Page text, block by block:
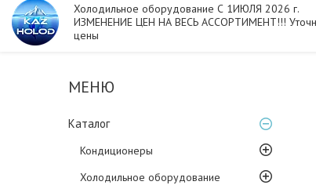
Холодильное оборудование С 1ИЮЛЯ 2026 г.
ИЗМЕНЕНИЕ ЦЕН НА ВЕСЬ АССОРТИМЕНТ!!!
цены
Каталог
Кондиционеры
Холодильное оборудование